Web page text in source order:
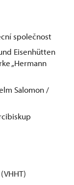
společnost
Eisenhütten
„Hermann
Salomon /